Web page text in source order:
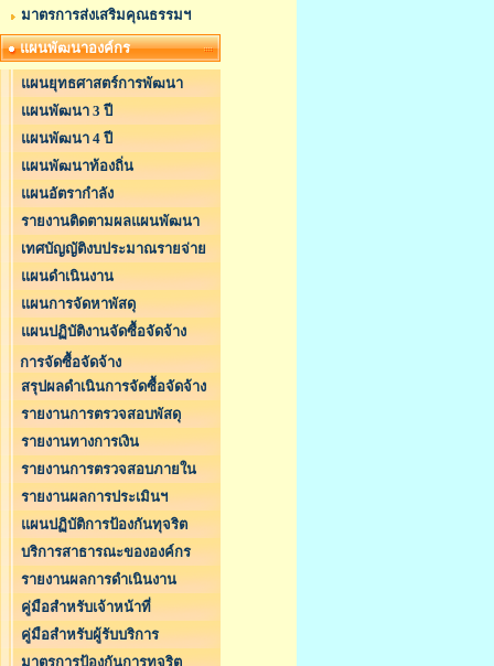
มาตรการส่งเสริมคุณธรรมฯ
แผนพัฒนาองค์กร
แผนยุทธศาสตร์การพัฒนา
แผนพัฒนา 3 ปี
แผนพัฒนา 4 ปี
แผนพัฒนาท้องถิ่น
แผนอัตรากำลัง
รายงานติดตามผลแผนพัฒนา
เทศบัญญัติงบประมาณรายจ่าย
แผนดำเนินงาน
แผนการจัดหาพัสดุ
แผนปฏิบัติงานจัดซื้อจัดจ้าง
การจัดซื้อจัดจ้าง
สรุปผลดำเนินการจัดซื้อจัดจ้าง
รายงานการตรวจสอบพัสดุ
รายงานทางการเงิน
รายงานการตรวจสอบภายใน
รายงานผลการประเมินฯ
แผนปฏิบัติการป้องกันทุจริต
บริการสาธารณะขององค์กร
รายงานผลการดำเนินงาน
คู่มือสำหรับเจ้าหน้าที่
คู่มือสำหรับผู้รับบริการ
มาตรการป้องกันการทุจริต